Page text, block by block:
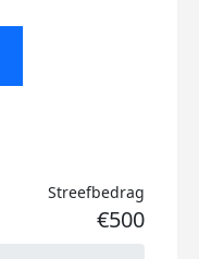
Streefbedrag
€500